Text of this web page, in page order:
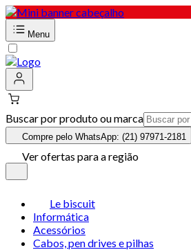
Menu
Buscar por produto ou marca
Compre pelo WhatsApp: (21) 97971-2181
Ver ofertas para a região
Le biscuit
Informática
Acessórios
Cabos, pen drives e pilhas